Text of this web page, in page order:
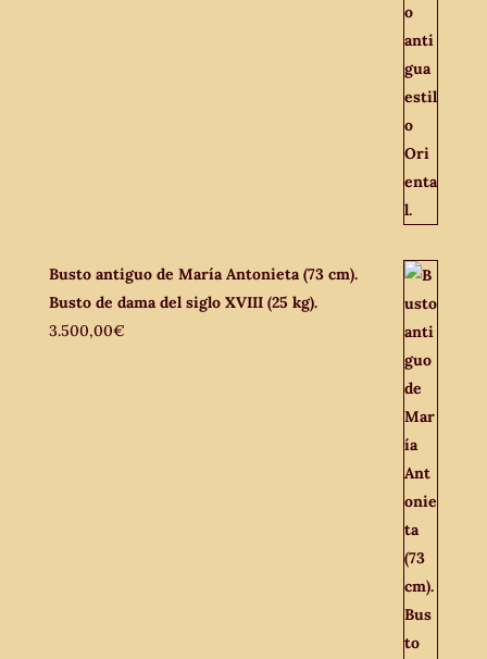
Busto antiguo de María Antonieta (73 cm).
Busto de dama del siglo XVIII (25 kg).
3.500,00€